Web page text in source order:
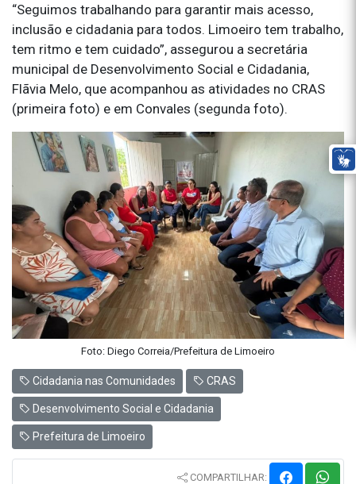
“Seguimos trabalhando para garantir mais acesso,
inclusão e cidadania para todos. Limoeiro tem trabalho,
tem ritmo e tem cuidado”, assegurou a secretária
municipal de Desenvolvimento Social e Cidadania,
Flãvia Melo, que acompanhou as atividades no CRAS
(primeira foto) e em Convales (segunda foto).
Foto: Diego Correia/Prefeitura de Limoeiro
Cidadania nas Comunidades CRAS
Desenvolvimento Social e Cidadania
Prefeitura de Limoeiro
COMPARTILHAR: